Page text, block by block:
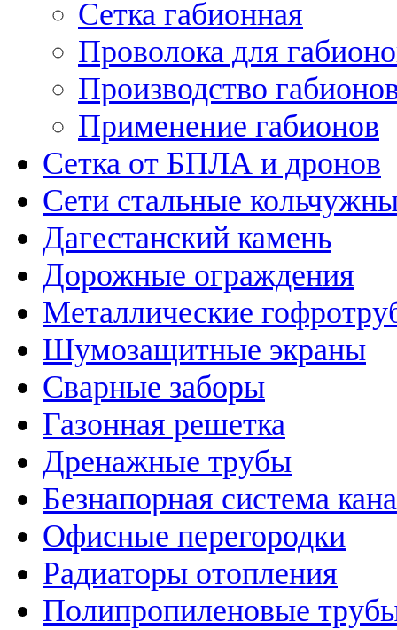
Сетка габионная
Проволока для
Производство
Применение габионов
Сетка от БПЛА и дронов
Сети стальные
Дагестанский камень
Дорожные ограждения
Металлические
Шумозащитные экраны
Сварные заборы
Газонная решетка
Дренажные трубы
Безнапорная система
Офисные перегородки
Радиаторы отопления
Полипропиленовые